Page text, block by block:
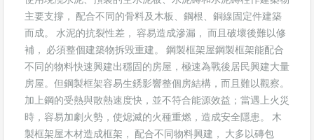
主要支撐， 配合不同的骨料及木板、鋼根、銅線固定件建築
而成。 水泥的抗裂性差， 容易造成滲漏， 而且破壞後難以修
補， 必須整個建築物拆毁重建。 鋼製框架屋鋼製框架能配合
不同的物料快速興建出穩固的房屋，極速為戰後居民興建大量
房屋。但鋼製框架容易生銹影響整個房結構，而且難以觀察。
加上鋼的受熱與散熱速度快，並不符合能源效益；當遇上火災
時，容易加劇火勢，使熄滅的火種重燃，造成安全隱患。 木
製框架屋木材造成框架， 配合不同物料興建， 大多以磚包